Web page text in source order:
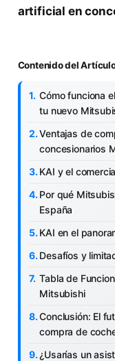
artificial en
Contenido del
Cómo funciona
tu nuevo
Ventajas de
concesionarios
KAI y el
Por qué
España
KAI en el
Desafíos y
Tabla de
Mitsubishi
Conclusión: El
compra de
¿Usarías un